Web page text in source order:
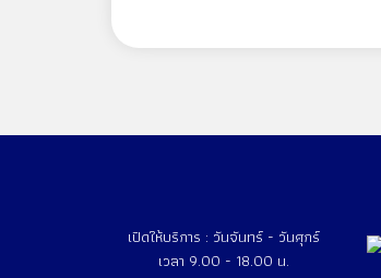
เปิดให้บริการ : วันจันทร์ - วันศุกร์
เวลา 9.00 - 18.00 น.